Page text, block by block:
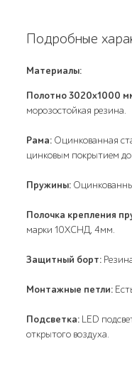
Подробные
Материалы:
Полотно 3020х1000
морозостойкая резина.
Рама: Оцинкованная
цинковым покрытием
Пружины:
Полочка крепления
марки 10ХСНД, 4мм.
Защитный борт:
Монтажные петли:
Подсветка: LED
открытого воздуха.